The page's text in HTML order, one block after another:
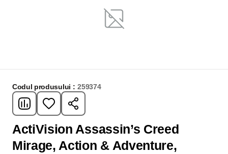
Codul produsului : 259374
ActiVision Assassin’s Creed
Mirage, Action & Adventure,